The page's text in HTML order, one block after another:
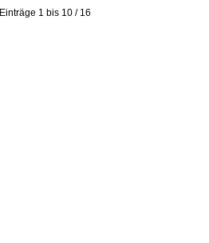
Einträge 1 bis 10 / 16